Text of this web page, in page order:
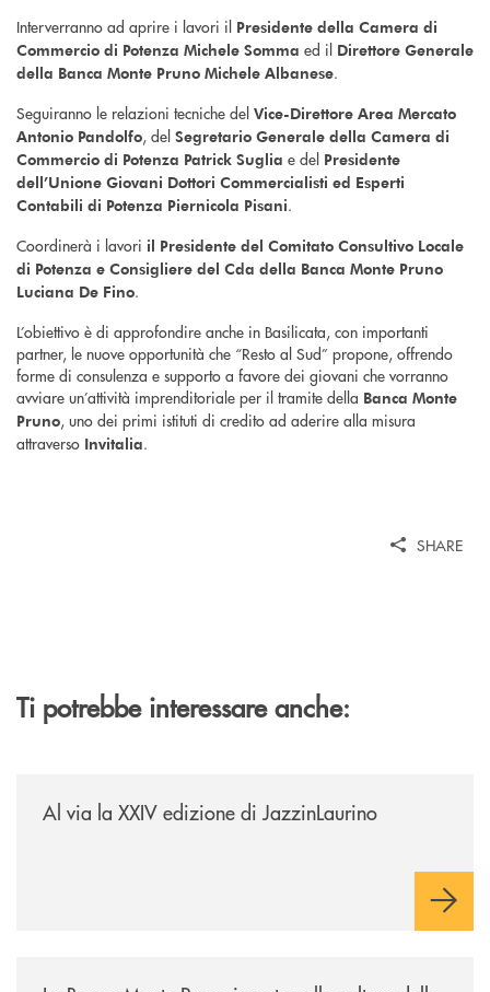
Interverranno ad aprire i lavori il Presidente della Camera di
Commercio di Potenza Michele Somma ed il Direttore Generale
della Banca Monte Pruno Michele Albanese.
Seguiranno le relazioni tecniche del Vice-Direttore Area Mercato
Antonio Pandolfo, del Segretario Generale della Camera di
Commercio di Potenza Patrick Suglia e del Presidente
dell’Unione Giovani Dottori Commercialisti ed Esperti
Contabili di Potenza Piernicola Pisani.
Coordinerà i lavori il Presidente del Comitato Consultivo Locale
di Potenza e Consigliere del Cda della Banca Monte Pruno
Luciana De Fino.
L’obiettivo è di approfondire anche in Basilicata, con importanti
partner, le nuove opportunità che “Resto al Sud” propone, offrendo
forme di consulenza e supporto a favore dei giovani che vorranno
avviare un’attività imprenditoriale per il tramite della Banca Monte
Pruno, uno dei primi istituti di credito ad aderire alla misura
attraverso Invitalia.
SHARE
Ti potrebbe interessare anche:
Al via la XXIV edizione di JazzinLaurino